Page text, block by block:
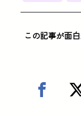
この記事が面